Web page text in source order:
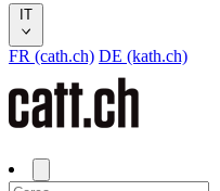
IT
FR (cath.ch) DE (kath.ch)